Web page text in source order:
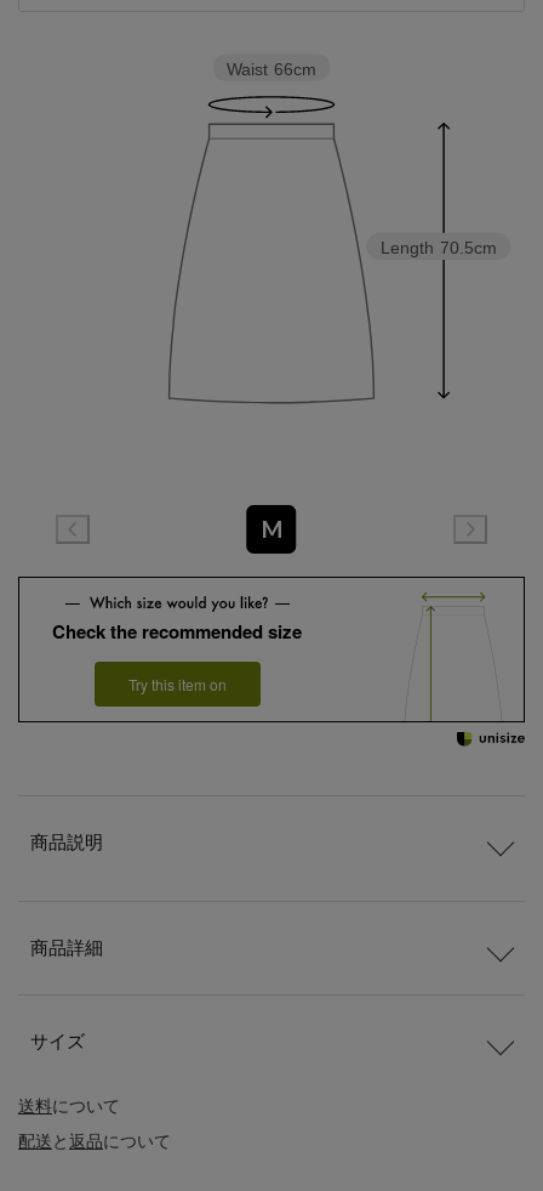
Length 70.5cm
Waist 66cm
M
Check the recommended size
Try this item on
送料について
配送と返品について
商品説明
商品詳細
サイズ